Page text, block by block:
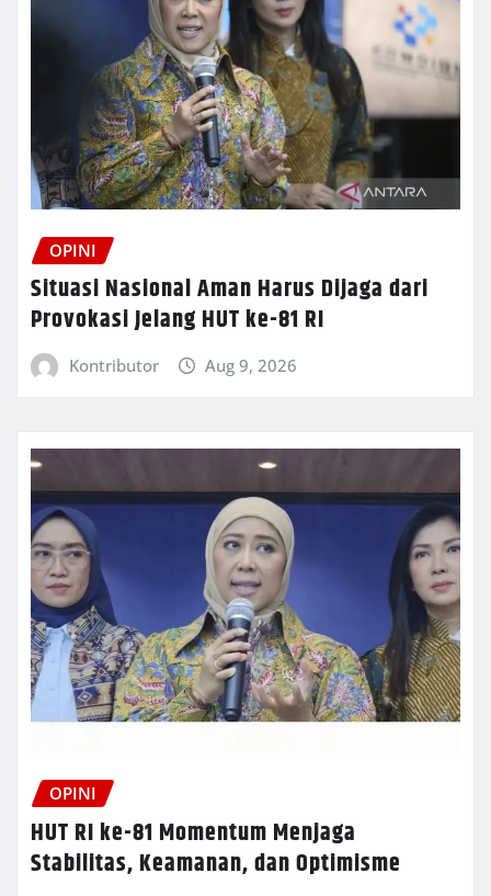
OPINI
Situasi Nasional Aman Harus Dijaga dari
Provokasi Jelang HUT ke-81 RI
Kontributor Aug 9, 2026
OPINI
HUT RI ke-81 Momentum Menjaga
Stabilitas, Keamanan, dan Optimisme